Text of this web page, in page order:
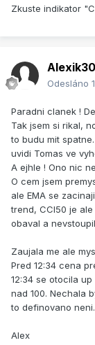
Zkuste indikator
Alexik30
Odesláno
Paradni clanek !
Tak jsem si rikal,
to budu mit
uvidi Tomas ve
A ejhle ! Ono nic
O cem jsem
ale EMA se
trend, CCI50 je
obaval a
Zaujala me ale
Pred 12:34 cena
12:34 se otocila
nad 100. Nechala
to definovano neni.
Alex